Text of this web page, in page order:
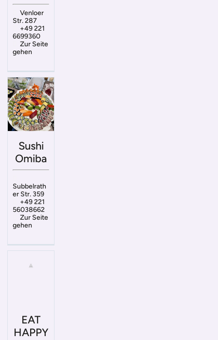
Venloer
Str. 287
+49 221
6699360
Zur Seite
gehen
Sushi
Omiba
Subbelrath
er Str. 359
+49 221
56038662
Zur Seite
gehen
EAT
HAPPY